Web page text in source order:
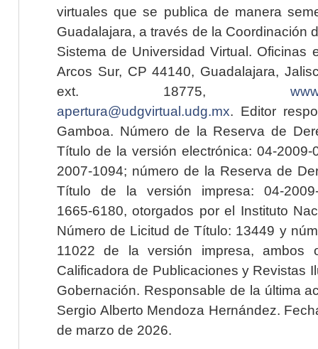
virtuales que se publica de manera
Guadalajara, a través de la Coordinación
Sistema de Universidad Virtual. Oficinas
Arcos Sur, CP 44140, Guadalajara,
ext. 18775,
apertura@udgvirtual.udg.mx. Editor
Gamboa. Número de la Reserva de
Título de la versión electrónica: 04-2009-
2007-1094; número de la Reserva de
Título de la versión impresa: 04-2009-
1665-6180, otorgados por el Instituto
Número de Licitud de Título: 13449 y
11022 de la versión impresa, ambos
Calificadora de Publicaciones y Revistas
Gobernación. Responsable de la última
Sergio Alberto Mendoza Hernández.
de marzo de 2026.